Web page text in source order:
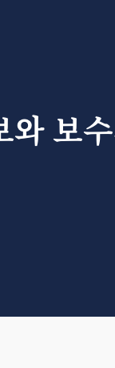
와 보